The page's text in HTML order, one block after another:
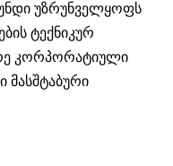
უზრუნველყოფს
ტექნიკურ
კორპორატიული
მასშტაბური